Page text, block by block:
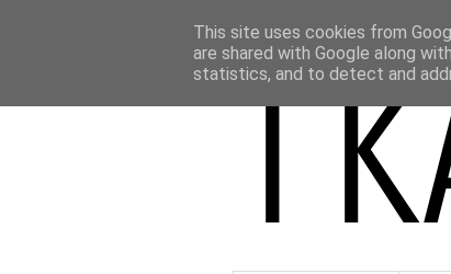
This site uses cookies from
are shared with Google along
statistics, and to detect and